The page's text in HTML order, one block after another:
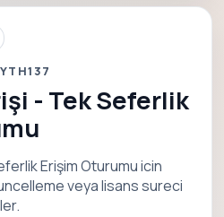
- Tek Seferlik
Erişim Oturumu icin
veya lisans sureci